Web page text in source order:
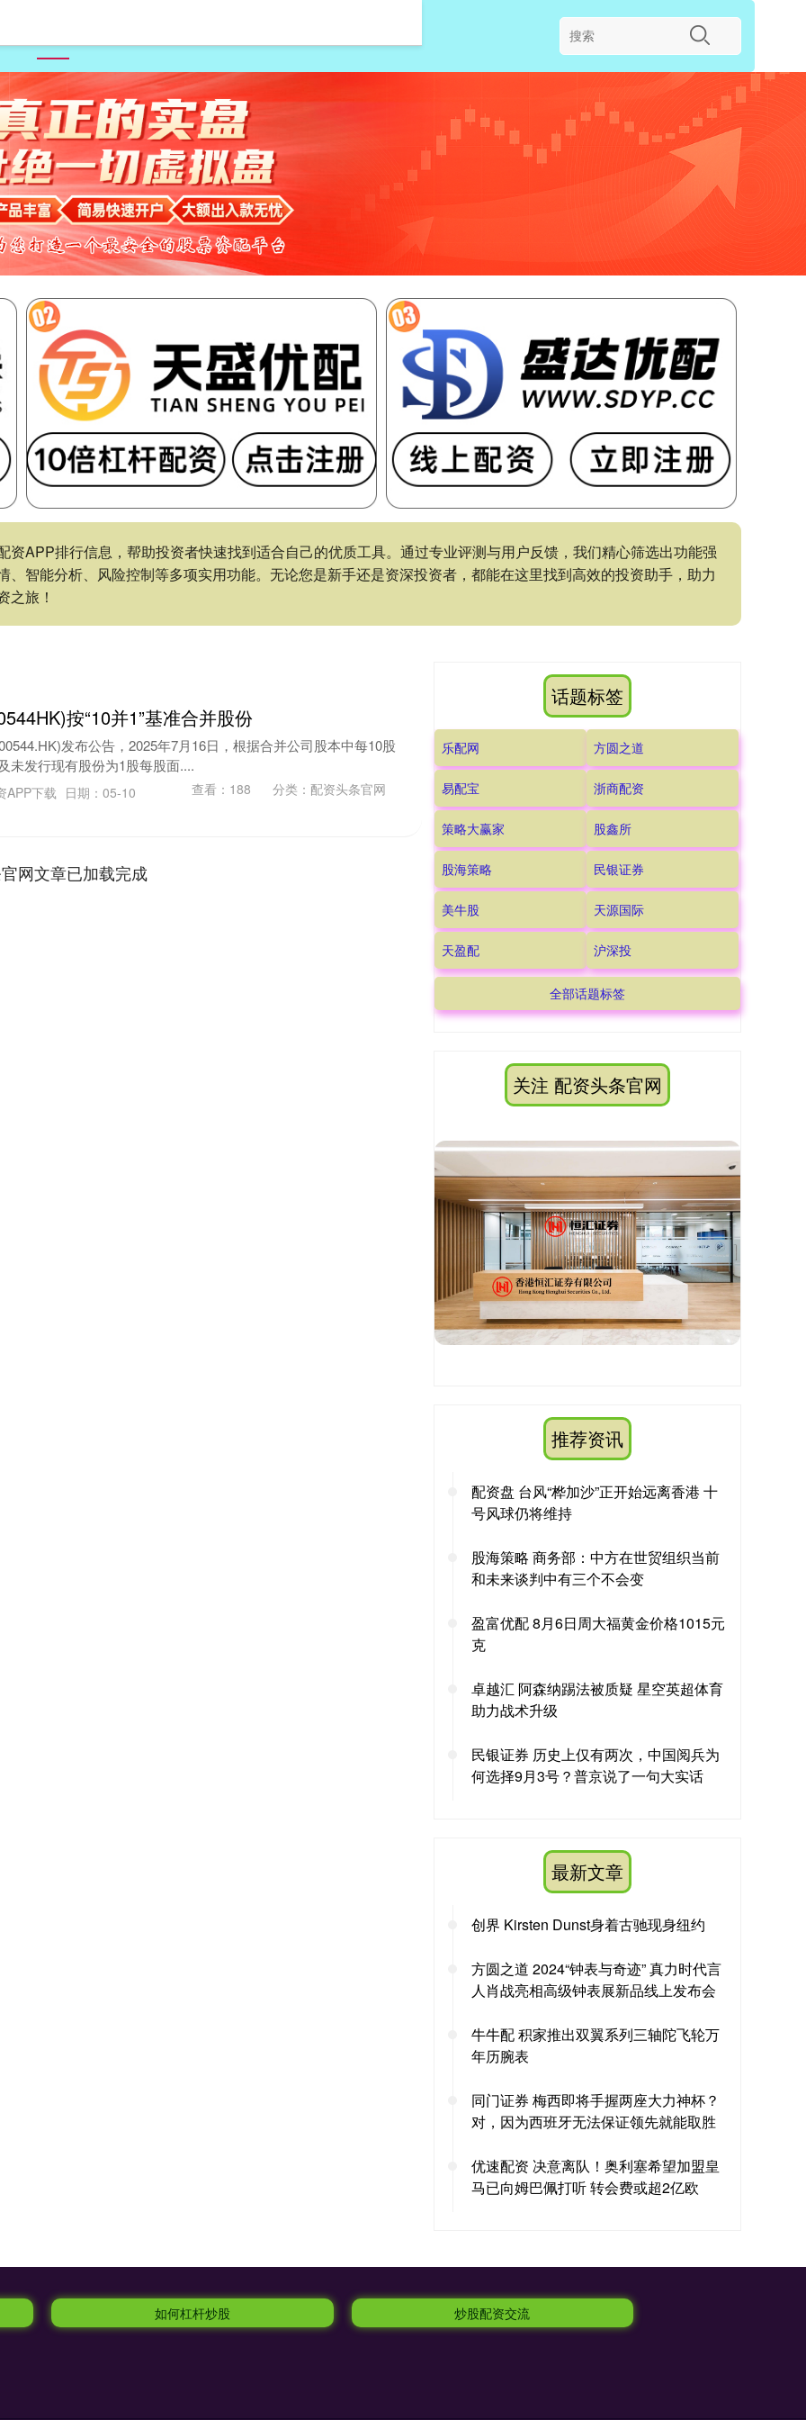
APP排行信息，帮助投资者快速找到适合自己的优质工具。通过专业评测与用户反馈，我们精心筛选出功能强
智能分析、风险控制等多项实用功能。无论您是新手还是资深投资者，都能在这里找到高效的投资助手，助力
之旅！
按“10并1”基准合并股份
发布公告，2025年7月16日，根据合并公司股本中每10股
未发行现有股份为1股每股面....
APP下载 日期：05-10 查看： 188 分类： 配资头条官网
网文章已加载完成
话题标签
乐配网 方圆之道
易配宝 浙商配资
策略大赢家 股鑫所
股海策略 民银证券
美牛股 天源国际
天盈配 沪深投
全部话题标签
关注 配资头条官网
推荐资讯
配资盘 台风“桦加沙”正开始远离香港 十
号风球仍将维持
股海策略 商务部：中方在世贸组织当前
和未来谈判中有三个不会变
盈富优配 8月6日周大福黄金价格1015元
克
卓越汇 阿森纳踢法被质疑 星空英超体育
助力战术升级
民银证券 历史上仅有两次，中国阅兵为
何选择9月3号？普京说了一句大实话
最新文章
创界 Kirsten Dunst身着古驰现身纽约
方圆之道 2024“钟表与奇迹” 真力时代言
人肖战亮相高级钟表展新品线上发布会
牛牛配 积家推出双翼系列三轴陀飞轮万
年历腕表
同门证券 梅西即将手握两座大力神杯？
对，因为西班牙无法保证领先就能取胜
优速配资 决意离队！奥利塞希望加盟皇
马已向姆巴佩打听 转会费或超2亿欧
如何杠杆炒股 炒股配资交流